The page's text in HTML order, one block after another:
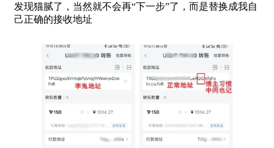
发现猫腻了，当然就不会再“下一步”了，而是替换成我自
己正确的接收地址